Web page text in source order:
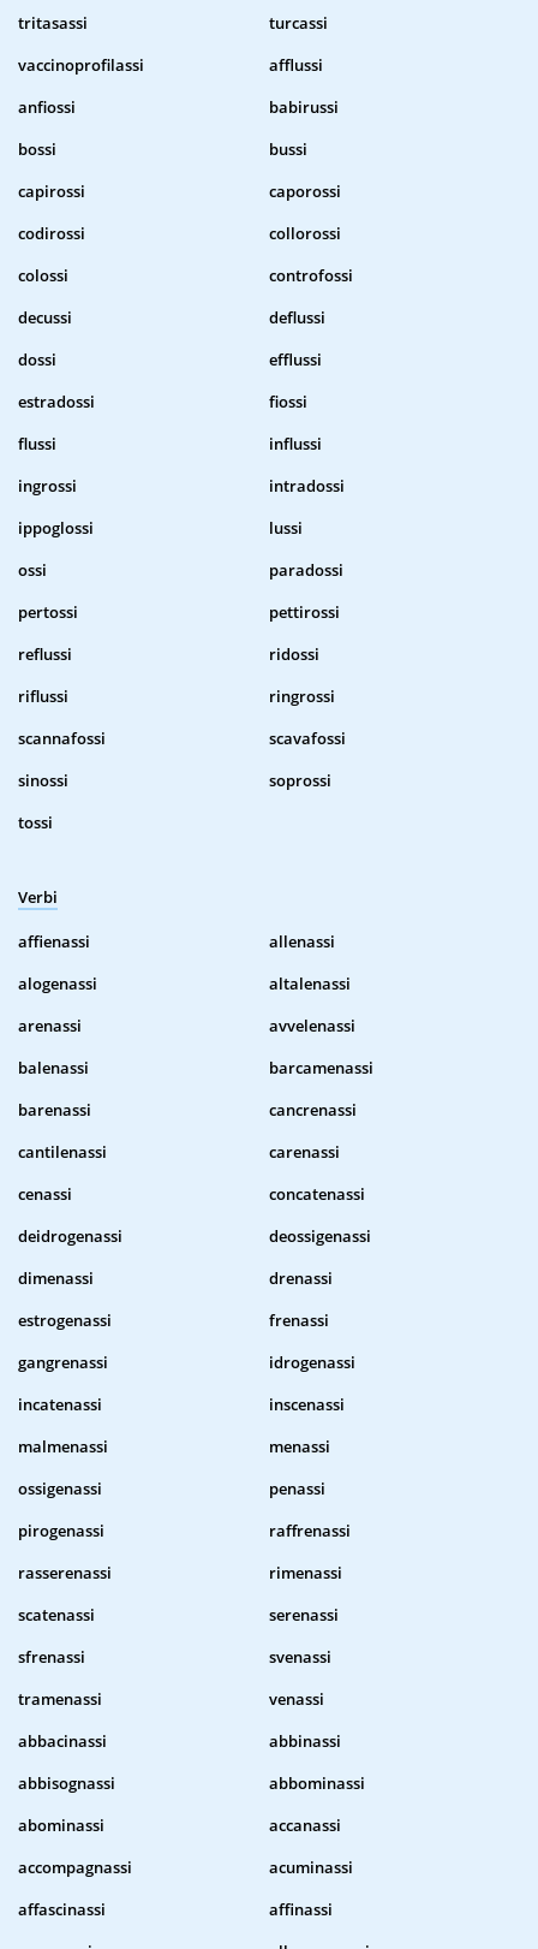
tritasassi
turcassi
vaccinoprofilassi
afflussi
anfiossi
babirussi
bossi
bussi
capirossi
caporossi
codirossi
collorossi
colossi
controfossi
decussi
deflussi
dossi
efflussi
estradossi
fiossi
flussi
influssi
ingrossi
intradossi
ippoglossi
lussi
ossi
paradossi
pertossi
pettirossi
reflussi
ridossi
riflussi
ringrossi
scannafossi
scavafossi
sinossi
soprossi
tossi
Verbi
affienassi
allenassi
alogenassi
altalenassi
arenassi
avvelenassi
balenassi
barcamenassi
barenassi
cancrenassi
cantilenassi
carenassi
cenassi
concatenassi
deidrogenassi
deossigenassi
dimenassi
drenassi
estrogenassi
frenassi
gangrenassi
idrogenassi
incatenassi
inscenassi
malmenassi
menassi
ossigenassi
penassi
pirogenassi
raffrenassi
rasserenassi
rimenassi
scatenassi
serenassi
sfrenassi
svenassi
tramenassi
venassi
abbacinassi
abbinassi
abbisognassi
abbominassi
abominassi
accanassi
accompagnassi
acuminassi
affascinassi
affinassi